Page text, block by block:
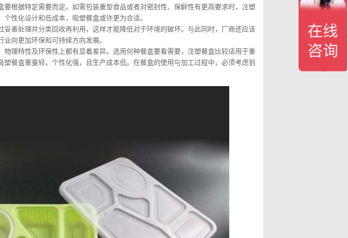
要根据特定需要而定。如需包装重型食品或者对密封性、保鲜性有更高要求时，注塑
性化设计和低成本，吸塑餐盒或许更为合适。
妥善处理并分类回收再利用，这样才能降低对于环境的破坏。与此同时，厂商还应该
向更加环保和可持续方向发展。
物理特性及环保性上都有显着差异。选用何种餐盒要看需要，注塑餐盒比较适用于重
塑餐盒重量轻，个性化强，且生产成本低。在餐盒的使用与加工过程中，必须考虑到